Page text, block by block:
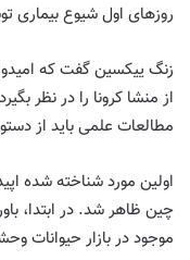
روزهای اول شیوع
زنگ ییکسین گفت که
از منشا کرونا را در نظر
مطالعات علمی باید از
چین ظاهر شد. در ابتدا،
موجود در بازار حیوانات